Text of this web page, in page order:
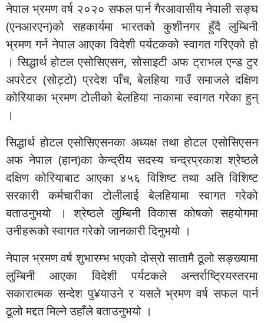
नेपाल भ्रमण वर्ष २०२० सफल पार्न गैरआवासीय नेपाली सङ्घ
(एनआरएन)को सहकार्यमा भारतको कुशीनगर हुँदै लुम्बिनी
भ्रमण गर्न नेपाल आएका विदेशी पर्यटकको स्वागत गरिएको हो
। सिद्धार्थ होटल एसोसिएसन, सोसाइटी अफ ट्राभल एन्ड टुर
अपरेटर (सोट्टो) प्रदेश पाँच, बेलहिया गाउँ समाजले दक्षिण
कोरियाका भ्रमण टोलीको बेलहिया नाकामा स्वागत गरेका हुन्
।
सिद्धार्थ होटल एसोसिएसनका अध्यक्ष तथा होटल एसोसिएसन
अफ नेपाल (हान)का केन्द्रीय सदस्य चन्द्रप्रकाश श्रेष्ठले
दक्षिण कोरियाबाट आएका ४५६ विशिष्ट तथा अति विशिष्ट
सरकारी कर्मचारीका टोलीलाई बेलहियामा स्वागत गरेको
बताउनुभयो । श्रेष्ठले लुम्बिनी विकास कोषको सहयोगमा
उनीहरूको स्वागत गरेको जानकारी दिनुभयो ।
नेपाल भ्रमण वर्ष शुभारम्भ भएको दोस्रो सातामै ठूलो सङ्ख्यामा
लुम्बिनी आएका विदेशी पर्यटकले अन्तर्राष्ट्रियस्तरमा
सकारात्मक सन्देश पु¥याउने र यसले भ्रमण वर्ष सफल पार्न
ठूलो मद्दत मिल्ने उहाँले बताउनुभयो ।